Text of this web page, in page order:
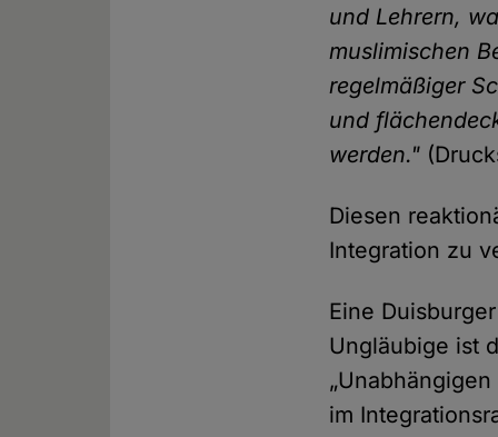
und Lehrern,
muslimischen
regelmäßiger
und
werden."
Diesen
Integration zu
Eine
Ungläubige ist
im